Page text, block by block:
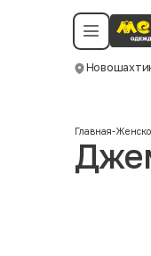
Политика
©️ Мегахенд
Смотреть
Главная-